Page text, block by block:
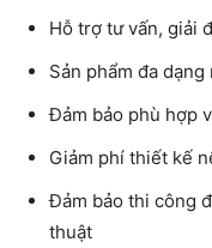
Hỗ trợ tư vấn, giải
Sản phẩm đa
Đảm bảo phù hợp
Giảm phí thiết kế
Đảm bảo thi công
thuật